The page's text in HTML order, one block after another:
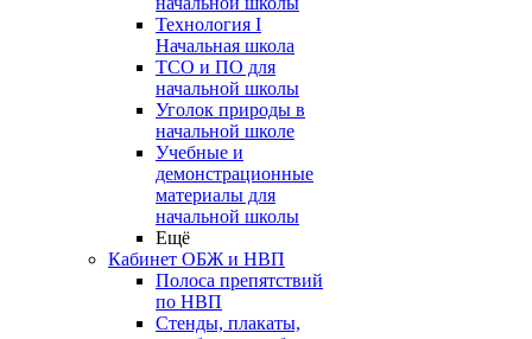
Технология I
Начальная школа
ТСО и ПО для
начальной школы
Уголок природы в
начальной школе
Учебные и
демонстрационные
материалы для
начальной школы
Ещё
Кабинет ОБЖ и НВП
Полоса препятствий
по НВП
Стенды, плакаты,